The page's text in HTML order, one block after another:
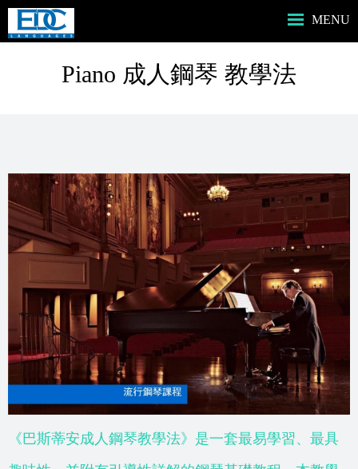
MENU
ABOUT US我們
CONTACT US
Piano 成人鋼琴 教學法
《巴斯蒂安成人鋼琴教學法》是一套最易學習、最具